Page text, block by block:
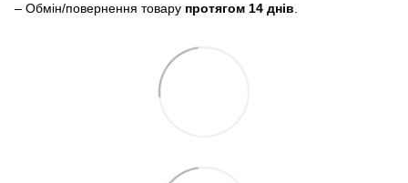
– Обмін/повернення товару протягом 14 днів